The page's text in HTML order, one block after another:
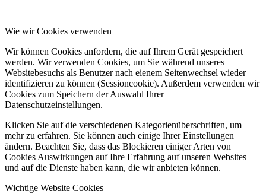
Wie wir Cookies verwenden
Wir können Cookies anfordern, die auf Ihrem Gerät gespeichert
werden. Wir verwenden Cookies, um Sie während unseres
Websitebesuchs als Benutzer nach eienem Seitenwechsel wieder
identifizieren zu können (Sessioncookie). Außerdem verwenden wir
Cookies zum Speichern der Auswahl Ihrer
Datenschutzeinstellungen.
Klicken Sie auf die verschiedenen Kategorienüberschriften, um
mehr zu erfahren. Sie können auch einige Ihrer Einstellungen
ändern. Beachten Sie, dass das Blockieren einiger Arten von
Cookies Auswirkungen auf Ihre Erfahrung auf unseren Websites
und auf die Dienste haben kann, die wir anbieten können.
Wichtige Website Cookies